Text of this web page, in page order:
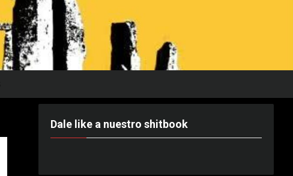
Dale like a nuestro shitbook